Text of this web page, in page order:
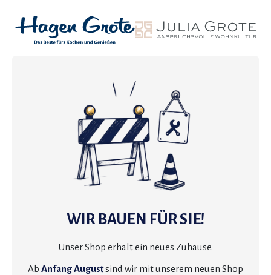
WIR BAUEN FÜR SIE!
Unser Shop erhält ein neues Zuhause.
Ab Anfang Augustsind wir mit unserem neuen Shop